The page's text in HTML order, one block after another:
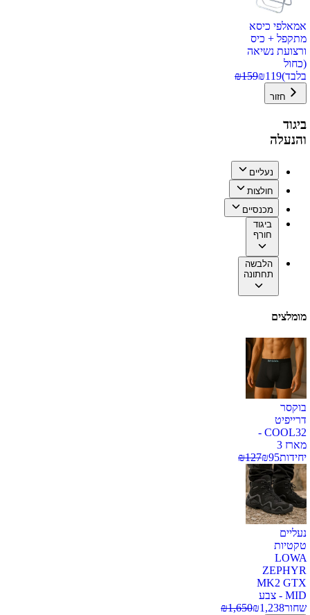
אמאלפי כיסא
מתקפל + כיס
ורצועת נשיאה
(כחול
בלבד)
₪119
₪159
חזור
ביגוד
והנעלה
נעליים
חולצות
מכנסיים
ביגוד
חורף
הלבשה
תחתונה
מומלצים
בוקסר
דרייפיט
COOL32 -
מארז 3
יחידות
₪95
₪127
נעליים
טקטיות
LOWA
ZEPHYR
MK2 GTX
MID - צבע
שחור
₪1,238
₪1,650